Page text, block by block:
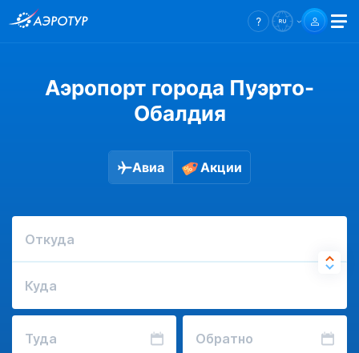
Аэропорт города Пуэрто-
Обалдия
Авиа Акции
Откуда
Куда
Туда Обратно